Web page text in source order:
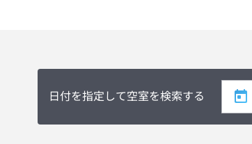
日付を指定して空室を検索する